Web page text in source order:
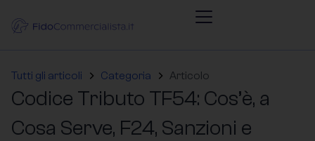
Tutti gli articoli Categoria Articolo
Codice Tributo TF54: Cos’è, a
Cosa Serve, F24, Sanzioni e